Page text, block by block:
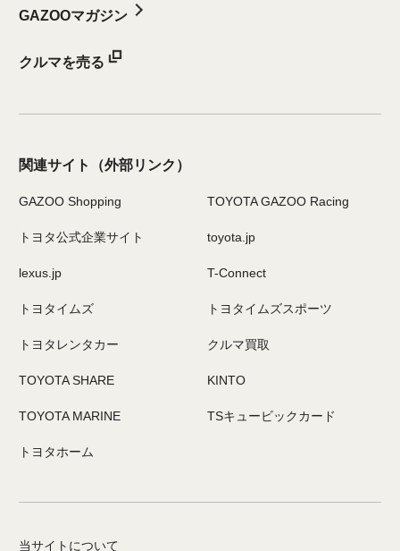
GAZOOマガジン
クルマを売る
関連サイト （外部リンク）
GAZOO Shopping TOYOTA GAZOO Racing
トヨタ公式企業サイト toyota.jp
lexus.jp T-Connect
トヨタイムズ トヨタイムズスポーツ
トヨタレンタカー クルマ買取
TOYOTA SHARE KINTO
TOYOTA MARINE TSキュービックカード
トヨタホーム
当サイトについて